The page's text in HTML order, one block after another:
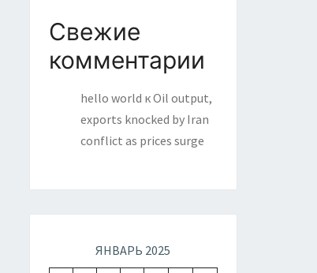
Свежие
комментарии
hello world кOil output,
exports knocked by Iran
conflict as prices surge
ЯНВАРЬ 2025